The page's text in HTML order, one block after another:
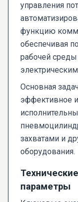
управления
функцию
обеспечивая
рабочей
Основная
эффективное
захватами и
оборудования.
параметры